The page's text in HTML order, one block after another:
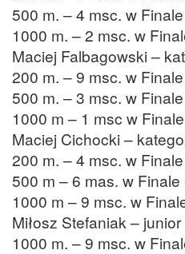
500 m. – 4 msc. w
1000 m. – 2 msc. w
Maciej Falbagowski –
200 m. – 9 msc. w
500 m. – 3 msc. w
1000 m – 1 msc w
Maciej Cichocki –
200 m. – 4 msc. w
500 m – 6 mas. w Finale
1000 m – 9 msc. w
Miłosz Stefaniak – junior
1000 m. – 9 msc. w